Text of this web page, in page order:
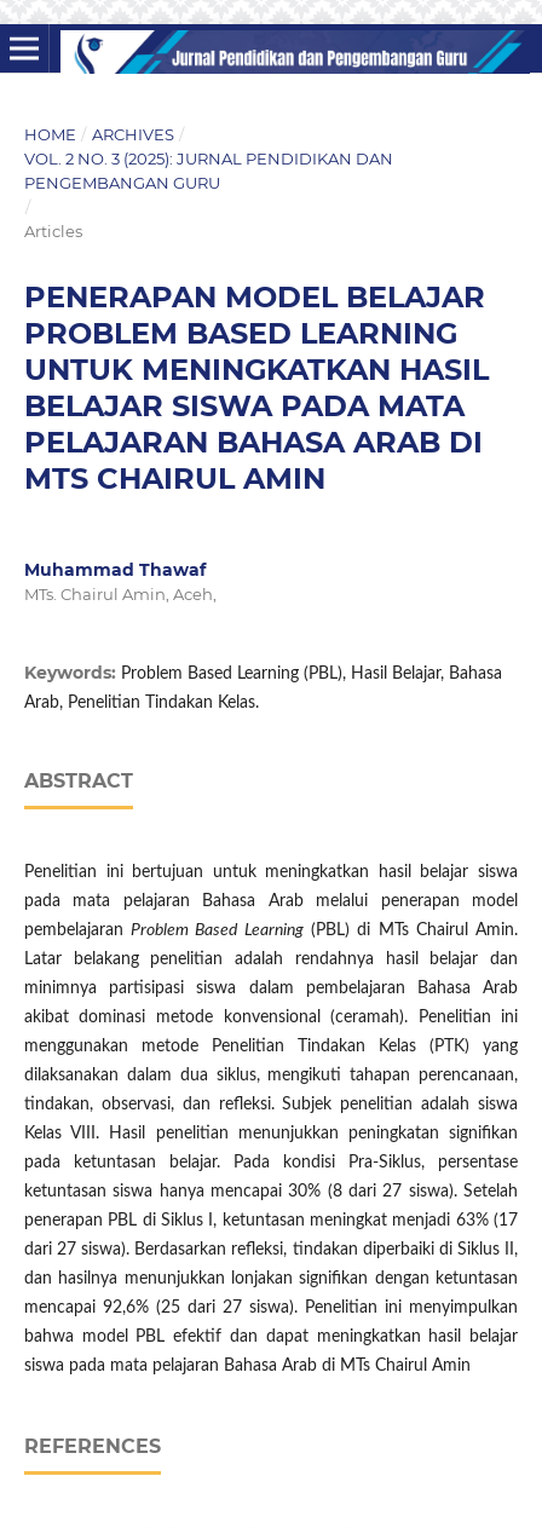
HOME / ARCHIVES /
VOL. 2 NO. 3 (2025): JURNAL PENDIDIKAN DAN
PENGEMBANGAN GURU
/
Articles
PENERAPAN MODEL BELAJAR
PROBLEM BASED LEARNING
UNTUK MENINGKATKAN HASIL
BELAJAR SISWA PADA MATA
PELAJARAN BAHASA ARAB DI
MTS CHAIRUL AMIN
Muhammad Thawaf
MTs. Chairul Amin, Aceh,
Keywords: Problem Based Learning (PBL), Hasil Belajar, Bahasa
Arab, Penelitian Tindakan Kelas.
ABSTRACT
Penelitian ini bertujuan untuk meningkatkan hasil belajar siswa
pada mata pelajaran Bahasa Arab melalui penerapan model
pembelajaranProblem Based Learning(PBL) di MTs Chairul Amin.
Latar belakang penelitian adalah rendahnya hasil belajar dan
minimnya partisipasi siswa dalam pembelajaran Bahasa Arab
akibat dominasi metode konvensional (ceramah). Penelitian ini
menggunakan metode Penelitian Tindakan Kelas (PTK) yang
dilaksanakan dalam dua siklus, mengikuti tahapan perencanaan,
tindakan, observasi, dan refleksi. Subjek penelitian adalah siswa
Kelas VIII. Hasil penelitian menunjukkan peningkatan signifikan
pada ketuntasan belajar. Pada kondisi Pra-Siklus, persentase
ketuntasan siswa hanya mencapai 30% (8 dari 27 siswa). Setelah
penerapan PBL di Siklus I, ketuntasan meningkat menjadi 63% (17
dari 27 siswa). Berdasarkan refleksi, tindakan diperbaiki di Siklus II,
dan hasilnya menunjukkan lonjakan signifikan dengan ketuntasan
mencapai 92,6% (25 dari 27 siswa). Penelitian ini menyimpulkan
bahwa model PBL efektif dan dapat meningkatkan hasil belajar
siswa pada mata pelajaran Bahasa Arab di MTs Chairul Amin
REFERENCES